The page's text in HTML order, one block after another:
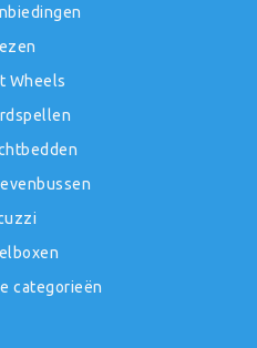
Wheels
categorieën